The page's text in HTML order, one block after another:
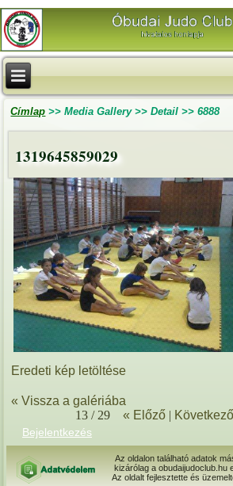
Címlap >>Media Gallery>>Detail >>6888
1319645859029
Eredeti kép letöltése
« Vissza a galériába
13 / 29
« Előző|
Bejelentkezés
Az oldalon található adatok
kizárólag a obudaijudoclub.hu
Az oldalt fejlesztette és